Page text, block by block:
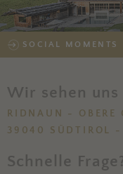
SOCIAL MOMENTS
Wir sehen uns
RIDNAUN - OBERE
39040 SÜDTIROL -
Schnelle